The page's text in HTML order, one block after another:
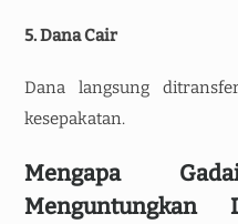
5. Dana Cair
Dana langsung
kesepakatan.
Mengapa
Menguntungkan